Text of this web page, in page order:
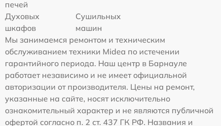
печей
Духовых
шкафов
Сушильных
машин
Мы занимаемся ремонтом и техническим
обслуживанием техники Midea по истечении
гарантийного периода. Наш центр в Барнауле
работает независимо и не имеет официальной
авторизации от производителя. Цены на ремонт,
указанные на сайте, носят исключительно
ознакомительный характер и не являются публичной
офертой согласно п. 2 ст. 437 ГК РФ. Названия и